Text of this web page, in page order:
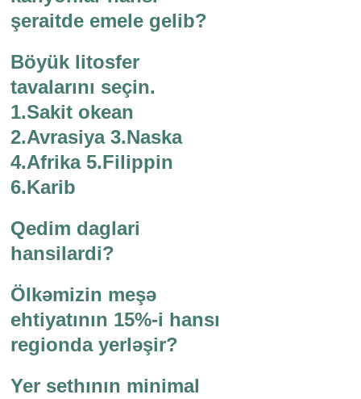
şeraitde emele gelib?
Böyük litosfer
tavalarını seçin.
1.Sakit okean
2.Avrasiya 3.Naska
4.Afrika 5.Filippin
6.Karib
Qedim daglari
hansilardi?
Ölkəmizin meşə
ehtiyatının 15%-i hansı
regionda yerləşir?
Yer sethının minimal